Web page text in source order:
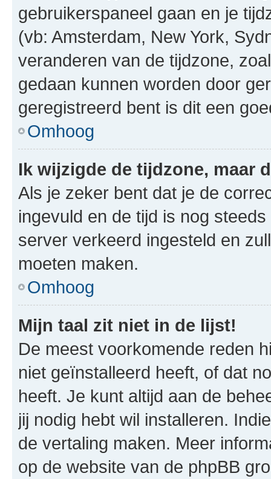
gebruikerspaneel gaan en je
(vb: Amsterdam, New York,
veranderen van de tijdzone,
gedaan kunnen worden door
geregistreerd bent is dit een
Omhoog
Ik wijzigde de tijdzone, maar
Als je zeker bent dat je de
ingevuld en de tijd is nog
server verkeerd ingesteld en
moeten maken.
Omhoog
Mijn taal zit niet in de lijst!
De meest voorkomende reden
niet geïnstalleerd heeft, of dat
heeft. Je kunt altijd aan de
jij nodig hebt wil installeren.
de vertaling maken. Meer
op de website van de phpBB